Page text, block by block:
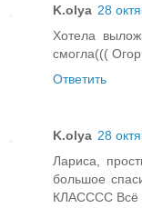
K.olya 28
Хотела
смогла(((
Ответить
K.olya 28
Лариса,
большое
КЛАСССС Всё